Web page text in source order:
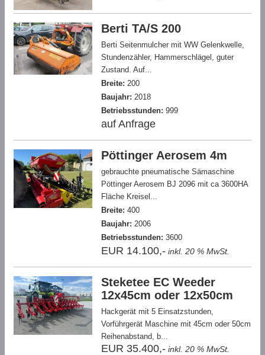
Berti TA/S 200
Berti Seitenmulcher mit WW Gelenkwelle,
Stundenzähler, Hammerschlägel, guter
Zustand. Auf...
Breite: 200
Baujahr: 2018
Betriebsstunden: 999
auf Anfrage
Pöttinger Aerosem 4m
gebrauchte pneumatische Sämaschine
Pöttinger Aerosem BJ 2096 mit ca 3600HA
Fläche Kreisel...
Breite: 400
Baujahr: 2006
Betriebsstunden: 3600
EUR 14.100,- inkl. 20 % MwSt.
Steketee EC Weeder
12x45cm oder 12x50cm
Hackgerät mit 5 Einsatzstunden,
Vorführgerät Maschine mit 45cm oder 50cm
Reihenabstand, b...
EUR 35.400,- inkl. 20 % MwSt.